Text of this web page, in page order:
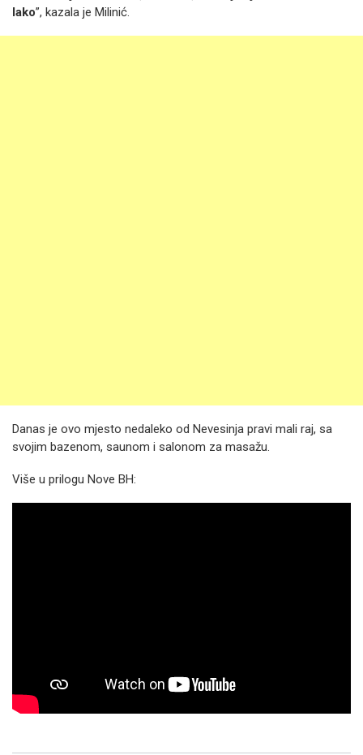
lako”, kazala je Milinić.
Danas je ovo mjesto nedaleko od Nevesinja pravi mali raj, sa
svojim bazenom, saunom i salonom za masažu.
Više u prilogu Nove BH: